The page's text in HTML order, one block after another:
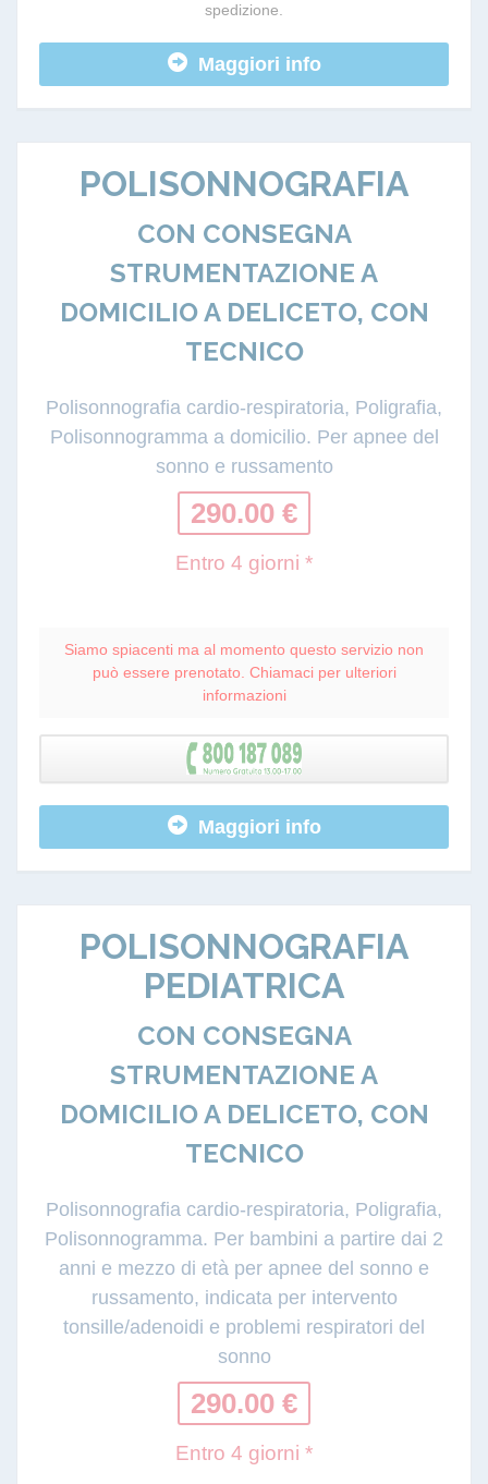
spedizione.
Maggiori info
POLISONNOGRAFIA
CON CONSEGNA
STRUMENTAZIONE A
DOMICILIO A DELICETO, CON
TECNICO
Polisonnografia cardio-respiratoria, Poligrafia,
Polisonnogramma a domicilio. Per apnee del
sonno e russamento
290.00 €
Entro 4 giorni *
Siamo spiacenti ma al momento questo servizio non
può essere prenotato. Chiamaci per ulteriori
informazioni
Maggiori info
POLISONNOGRAFIA
PEDIATRICA
CON CONSEGNA
STRUMENTAZIONE A
DOMICILIO A DELICETO, CON
TECNICO
Polisonnografia cardio-respiratoria, Poligrafia,
Polisonnogramma. Per bambini a partire dai 2
anni e mezzo di età per apnee del sonno e
russamento, indicata per intervento
tonsille/adenoidi e problemi respiratori del
sonno
290.00 €
Entro 4 giorni *